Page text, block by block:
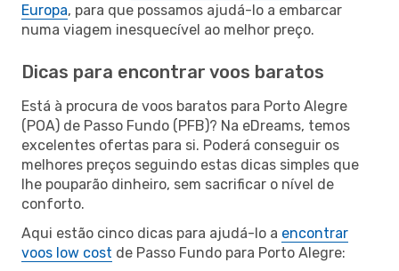
Europa, para que possamos ajudá-lo a embarcar
numa viagem inesquecível ao melhor preço.
Dicas para encontrar voos baratos
Está à procura de voos baratos para Porto Alegre
(POA) de Passo Fundo (PFB)? Na eDreams, temos
excelentes ofertas para si. Poderá conseguir os
melhores preços seguindo estas dicas simples que
lhe pouparão dinheiro, sem sacrificar o nível de
conforto.
Aqui estão cinco dicas para ajudá-lo a encontrar
voos low cost de Passo Fundo para Porto Alegre: